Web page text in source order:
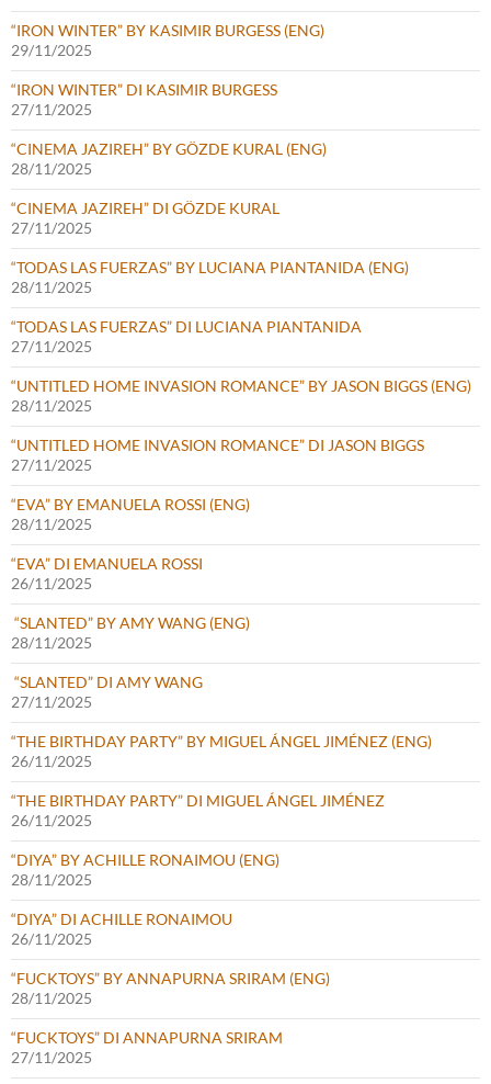
“IRON WINTER” BY KASIMIR BURGESS (ENG)
29/11/2025
“IRON WINTER” DI KASIMIR BURGESS
27/11/2025
“CINEMA JAZIREH” BY GÖZDE KURAL (ENG)
28/11/2025
“CINEMA JAZIREH” DI GÖZDE KURAL
27/11/2025
“TODAS LAS FUERZAS” BY LUCIANA PIANTANIDA (ENG)
28/11/2025
“TODAS LAS FUERZAS” DI LUCIANA PIANTANIDA
27/11/2025
“UNTITLED HOME INVASION ROMANCE” BY JASON BIGGS (ENG)
28/11/2025
“UNTITLED HOME INVASION ROMANCE” DI JASON BIGGS
27/11/2025
“EVA” BY EMANUELA ROSSI (ENG)
28/11/2025
“EVA” DI EMANUELA ROSSI
26/11/2025
“SLANTED” BY AMY WANG (ENG)
28/11/2025
“SLANTED” DI AMY WANG
27/11/2025
“THE BIRTHDAY PARTY” BY MIGUEL ÁNGEL JIMÉNEZ (ENG)
26/11/2025
“THE BIRTHDAY PARTY” DI MIGUEL ÁNGEL JIMÉNEZ
26/11/2025
“DIYA” BY ACHILLE RONAIMOU (ENG)
28/11/2025
“DIYA” DI ACHILLE RONAIMOU
26/11/2025
“FUCKTOYS” BY ANNAPURNA SRIRAM (ENG)
28/11/2025
“FUCKTOYS” DI ANNAPURNA SRIRAM
27/11/2025